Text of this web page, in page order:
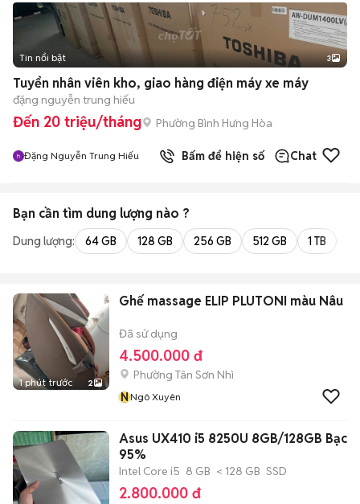
Tin nổi bật 3
Tuyển nhân viên kho, giao hàng điện máy xe máy
đặng nguyễn trung hiếu
Đến 20 triệu/tháng Phường Bình Hưng Hòa
Đặng Nguyễn Trung Hiếu Bấm để hiện số Chat
Bạn cần tìm dung lượng nào ?
Dung lượng: 64 GB 128 GB 256 GB 512 GB 1 TB
1 phút trước 2
Ghế massage ELIP PLUTONI màu Nâu
Đã sử dụng
4.500.000 đ
Phường Tân Sơn Nhì
NNgô Xuyên
Asus UX410 i5 8250U 8GB/128GB Bạc
95%
Intel Core i5 8 GB < 128 GB SSD
2.800.000 đ